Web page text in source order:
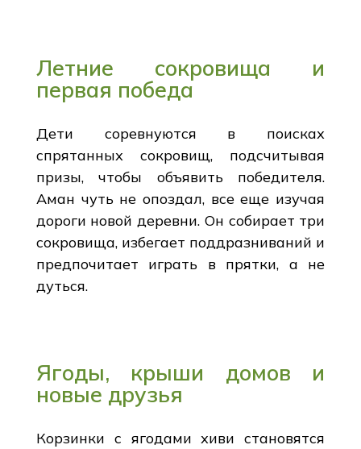
Летние сокровища и
первая победа
Дети соревнуются в поисках
спрятанных сокровищ, подсчитывая
призы, чтобы объявить победителя.
Аман чуть не опоздал, все еще изучая
дороги новой деревни. Он собирает три
сокровища, избегает поддразниваний и
предпочитает играть в прятки, а не
дуться.
Ягоды, крыши домов и
новые друзья
Корзинки с ягодами хиви становятся